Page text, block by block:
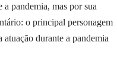
pandemia, mas por sua
o principal personagem
durante a pandemia